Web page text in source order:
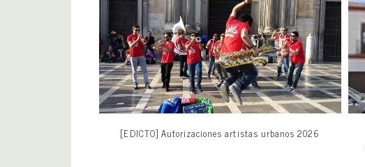
[EDICTO] Autorizaciones artistas urbanos 2026